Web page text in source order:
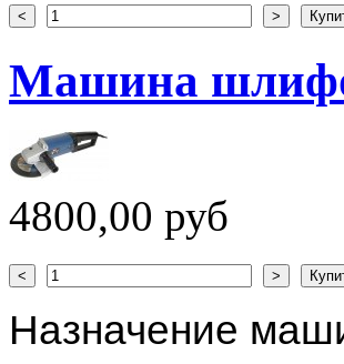
Машина
4800,00 руб
Назначение